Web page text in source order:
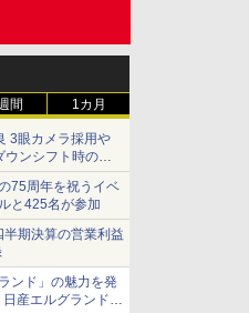
間 1カ月
3眼カメラ採用や
ウンシフト時の操
75周年を祝うイベ
と425名が参加
期決算の営業利益
ンド」の魅力を発
産エルグランドデ